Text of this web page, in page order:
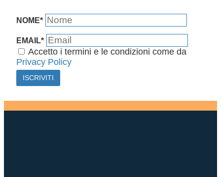
NOME*
EMAIL*
Accetto i termini e le condizioni come da
Privacy Policy